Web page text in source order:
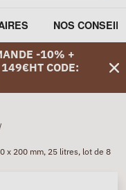
NOS
-10% +
CODE:
x 200 mm, 25 litres, lot de 8